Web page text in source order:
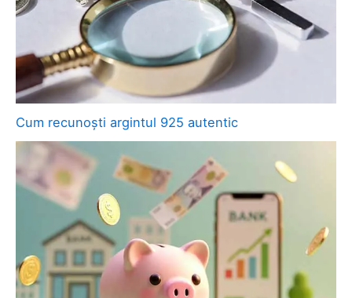
Cum recunoști argintul 925 autentic